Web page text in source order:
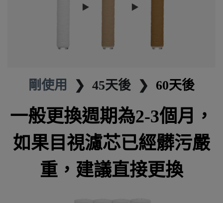
剛使用 ❯ 45天後 ❯ 60天後
一般更換週期為2-3個月，
如果目視濾芯已經髒污嚴
重，建議直接更換